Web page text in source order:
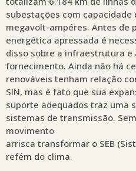
subestações com
megavolt-ampéres. Antes de
energética apressada é
disso sobre a infraestrutura e
fornecimento. Ainda não há
renováveis tenham relação
SIN, mas é fato que sua
suporte adequados traz uma
sistemas de transmissão.
movimento
arrisca transformar o SEB
refém do clima.